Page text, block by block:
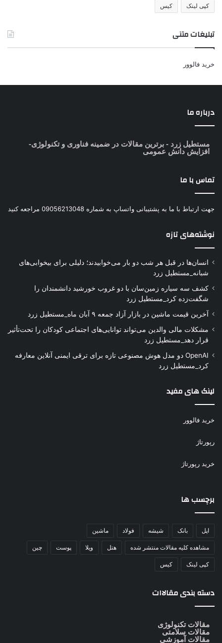
کپی لینک کیس
تبلیغات متنی
خرید فالوور
درباره ما
مستطیل زرد - برترین مقالات در ضمینه فناوری و تکنولوژی-
افزایش دانش عمومی
تماس با ما
جهت ارتباط با ما به پشتیبانی واتساپ به شماره 09056213048 مراجعه کنید
نوشته‌های تازه
انسان‌ها در قبل هر شب دو بار می‌خوابیدند؛ دلیلی برای بیخوابی‌های
شبانه_مستطیل زرد
کشف سه سیاره زمین‌سان با دو غروب خورشید دانشمندان را
شگفت‌زده کرد_مستطیل زرد
آخرین قیمت ماشین در بازار آزاد جمعه ۹ آبان ماه_مستطیل زرد
مشکلات مالی والدین می‌تواند توانایی‌های اجتماعی کودکان را تحت‌تأثیر
قرار دهد_مستطیل زرد
OpenAI دو مدل هوش مصنوعی تازه برای ترقی ایمنی آنلاین معارفه
کرد_مستطیل زرد
لینک های مفید
خرید فالوور
رپورتاژ
خرید رپورتاژ
برچسب ها
اپل بانک شیشه فولاد ماشین
مشاهده کلیه مقالات منتشر شده هتل ویلا پوست چین
کپی لینک کیس
دسته بندی مقالاات
مقالات تکنولوژی
مقالات سلامتی
مقالات آموزشی